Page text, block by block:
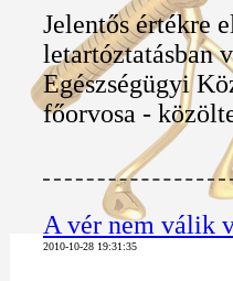
Jelentős értékre
letartóztatásban
Egészségügyi
főorvosa -
A vér nem válik
2010-10-28 19:31:35